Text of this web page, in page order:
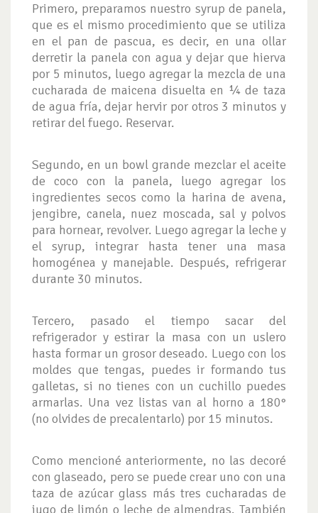
Primero, preparamos nuestro syrup de panela,
que es el mismo procedimiento que se utiliza
en el pan de pascua, es decir, en una ollar
derretir la panela con agua y dejar que hierva
por 5 minutos, luego agregar la mezcla de una
cucharada de maicena disuelta en ¼ de taza
de agua fría, dejar hervir por otros 3 minutos y
retirar del fuego. Reservar.
Segundo, en un bowl grande mezclar el aceite
de coco con la panela, luego agregar los
ingredientes secos como la harina de avena,
jengibre, canela, nuez moscada, sal y polvos
para hornear, revolver. Luego agregar la leche y
el syrup, integrar hasta tener una masa
homogénea y manejable. Después, refrigerar
durante 30 minutos.
Tercero, pasado el tiempo sacar del
refrigerador y estirar la masa con un uslero
hasta formar un grosor deseado. Luego con los
moldes que tengas, puedes ir formando tus
galletas, si no tienes con un cuchillo puedes
armarlas. Una vez listas van al horno a 180°
(no olvides de precalentarlo) por 15 minutos.
Como mencioné anteriormente, no las decoré
con glaseado, pero se puede crear uno con una
taza de azúcar glass más tres cucharadas de
jugo de limón o leche de almendras. También